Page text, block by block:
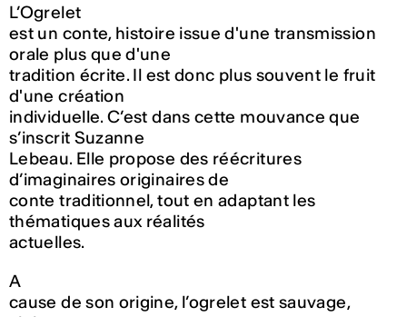
L’Ogrelet
est un conte, histoire issue d'une transmission
orale plus que d'une
tradition écrite. Il est donc plus souvent le fruit
d'une création
individuelle. C’est dans cette mouvance que
s’inscrit Suzanne
Lebeau. Elle propose des réécritures
d’imaginaires originaires de
conte traditionnel, tout en adaptant les
thématiques aux réalités
actuelles.
A
cause de son origine, l’ogrelet est sauvage,